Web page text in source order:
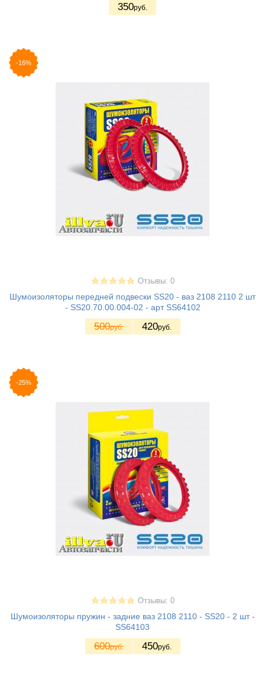
350руб.
-16%
Отзывы: 0
Шумоизоляторы передней подвески SS20 - ваз 2108 2110 2 шт
- SS20.70.00.004-02 - арт SS64102
500руб. 420руб.
-25%
Отзывы: 0
Шумоизоляторы пружин - задние ваз 2108 2110 - SS20 - 2 шт -
SS64103
600руб. 450руб.